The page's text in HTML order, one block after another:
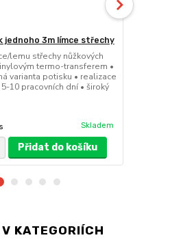
jednoho 3m límce střechy
lemu střechy nůžkových
termo-transferem •
varianta potisku • realizace
10 pracovních dní • široký
Skladem
Přidat do košíku
KATEGORIÍCH